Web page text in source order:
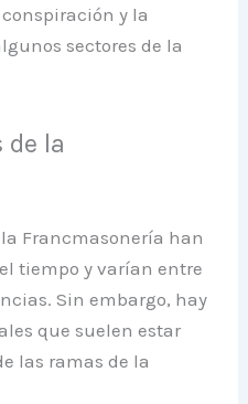
y la
sectores de la
de la
Francmasonería han
tiempo y varían entre
Sin embargo, hay
que suelen estar
las ramas de la